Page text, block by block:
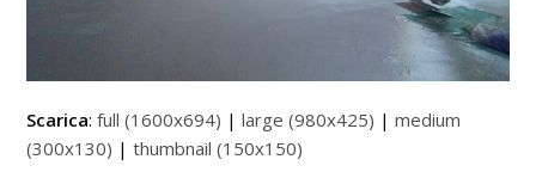
Scarica:full (1600x694) |large (980x425) |medium
(300x130) |thumbnail (150x150)